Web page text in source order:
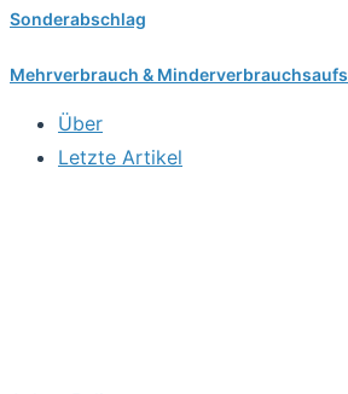
Sonderabschlag
Mehrverbrauch &
Über
Letzte Artikel